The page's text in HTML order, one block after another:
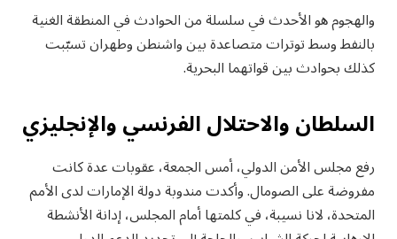
والهجوم هو الأحدث في سلسلة من الحوادث في المنطقة الغنية
بالنفط وسط توترات متصاعدة بين واشنطن وطهران تسبّبت
كذلك بحوادث بين قواتهما البحرية.
السلطان والاحتلال الفرنسي والإنجليزي
رفع مجلس الأمن الدولي، أمس الجمعة، عقوبات عدة كانت
مفروضة على الصومال. وأكدت مندوبة دولة الإمارات لدى الأمم
المتحدة، لانا نسيبة، في كلمتها أمام المجلس، إدانة الأنشطة